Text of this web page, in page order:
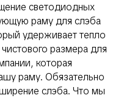
светодиодных
раму для слэба
удерживает тепло
размера для
которая
раму. Обязательно
слэба. Что мы